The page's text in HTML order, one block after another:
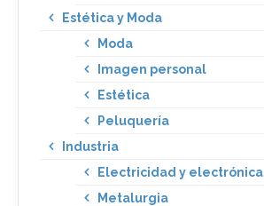
Estética y Moda
Moda
Imagen personal
Estética
Peluquería
Industria
Electricidad y electrónica
Metalurgia